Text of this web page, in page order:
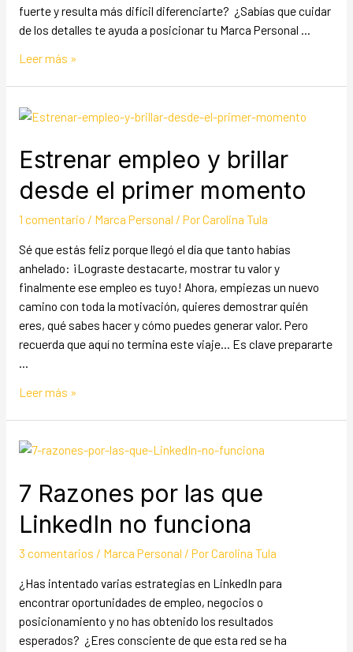
fuerte y resulta más difícil diferenciarte? ¿Sabías que cuidar
de los detalles te ayuda a posicionar tu Marca Personal …
Leer más »
Estrenar empleo y brillar
desde el primer momento
1 comentario / Marca Personal / PorCarolina Tula
Sé que estás feliz porque llegó el día que tanto habías
anhelado: ¡Lograste destacarte, mostrar tu valor y
finalmente ese empleo es tuyo! Ahora, empiezas un nuevo
camino con toda la motivación, quieres demostrar quién
eres, qué sabes hacer y cómo puedes generar valor. Pero
recuerda que aquí no termina este viaje… Es clave prepararte
…
Leer más »
7 Razones por las que
LinkedIn no funciona
3 comentarios / Marca Personal / PorCarolina Tula
¿Has intentado varias estrategias en LinkedIn para
encontrar oportunidades de empleo, negocios o
posicionamiento y no has obtenido los resultados
esperados? ¿Eres consciente de que esta red se ha